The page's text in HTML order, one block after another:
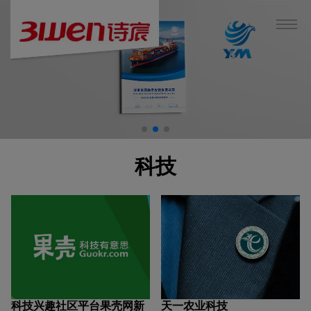
科技
科技兴趣社区平台果壳网新 天一农业科技